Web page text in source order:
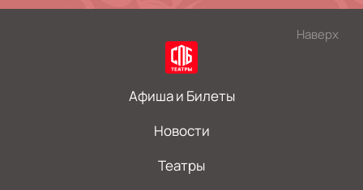
Наверх
Афиша и Билеты
Новости
Театры